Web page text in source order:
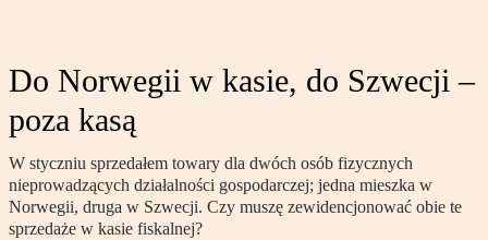
Do Norwegii w kasie, do Szwecji –
poza kasą
W styczniu sprzedałem towary dla dwóch osób fizycznych
nieprowadzących działalności gospodarczej; jedna mieszka w
Norwegii, druga w Szwecji. Czy muszę zewidencjonować obie te
sprzedaże w kasie fiskalnej?